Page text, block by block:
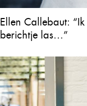
Ellen Callebaut:
berichtje las…”